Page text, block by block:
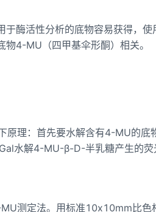
于酶活性分析的底物容易获得，
4-MU（四甲基伞形酮）相关。
原理：首先要水解含有4-MU的底
水解4-MU-β-D-半乳糖产生的
测定法。用标准10x10mm比色